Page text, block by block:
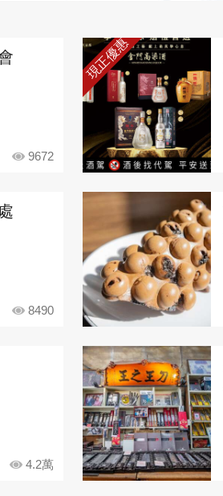
9672
現正優惠
8490
4.2萬